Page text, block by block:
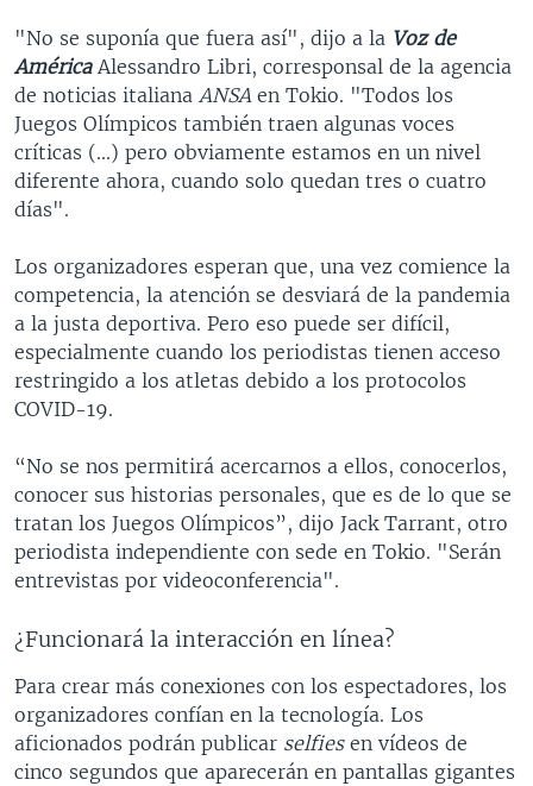
"No se suponía que fuera así", dijo a la Voz de
AméricaAlessandro Libri, corresponsal de la agencia
de noticias italiana ANSAen Tokio. "Todos los
Juegos Olímpicos también traen algunas voces
críticas (...) pero obviamente estamos en un nivel
diferente ahora, cuando solo quedan tres o cuatro
días".
Los organizadores esperan que, una vez comience la
competencia, la atención se desviará de la pandemia
a la justa deportiva. Pero eso puede ser difícil,
especialmente cuando los periodistas tienen acceso
restringido a los atletas debido a los protocolos
COVID-19.
“No se nos permitirá acercarnos a ellos, conocerlos,
conocer sus historias personales, que es de lo que se
tratan los Juegos Olímpicos”, dijo Jack Tarrant, otro
periodista independiente con sede en Tokio. "Serán
entrevistas por videoconferencia".
¿Funcionará la interacción en línea?
Para crear más conexiones con los espectadores, los
organizadores confían en la tecnología. Los
aficionados podrán publicar selfies en vídeos de
cinco segundos que aparecerán en pantallas gigantes